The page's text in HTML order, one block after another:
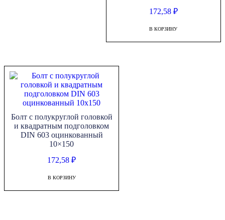
172,58 ₽
В КОРЗИНУ
Болт с полукруглой головкой
и квадратным подголовком
DIN 603 оцинкованный
10×150
172,58₽
В КОРЗИНУ